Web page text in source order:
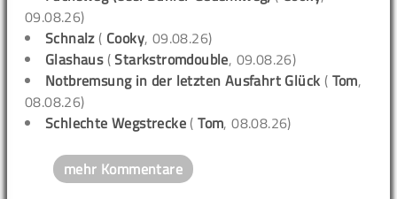
09.08.26)
Schnalz( Cooky, 09.08.26)
Glashaus(Starkstromdouble, 09.08.26)
Notbremsung in der letzten Ausfahrt Glück ( Tom,
08.08.26)
Schlechte Wegstrecke (Tom, 08.08.26)
mehr Kommentare